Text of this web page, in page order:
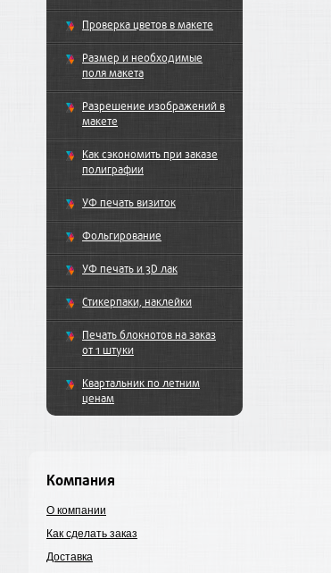
Проверка цветов в макете
Размер и необходимые
поля макета
Разрешение изображений в
макете
Как сэкономить при заказе
полиграфии
УФ печать визиток
Фольгирование
УФ печать и 3D лак
Стикерпаки, наклейки
Печать блокнотов на заказ
от 1 штуки
Квартальник по летним
ценам
Компания
О компании
Как сделать заказ
Доставка